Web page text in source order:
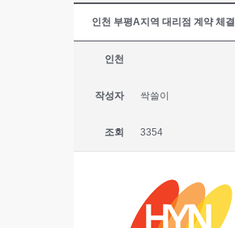
인천 부평A지역 대리점 계약 체결
인천
작성자 싹쓸이
조회 3354